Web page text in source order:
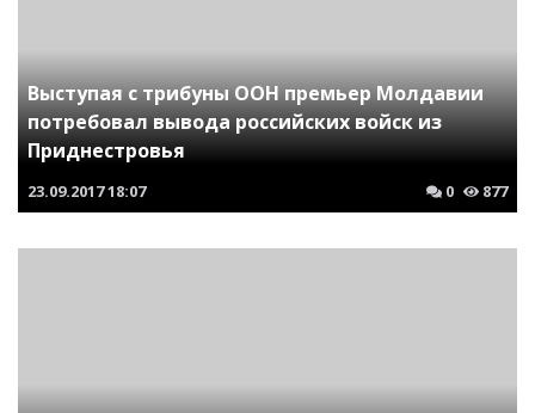
Выступая с трибуны ООН премьер Молдавии
потребовал вывода российских войск из
Приднестровья
23.09.201718:07 0 877